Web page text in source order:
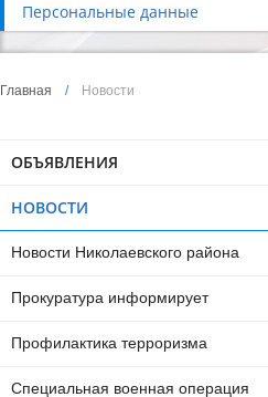
Персональные данные
Главная / Новости
ОБЪЯВЛЕНИЯ
НОВОСТИ
Новости Николаевского района
Прокуратура информирует
Профилактика терроризма
Специальная военная операция